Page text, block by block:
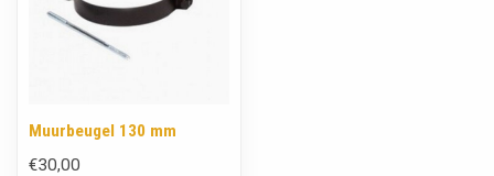
Muurbeugel 130 mm
€30,00